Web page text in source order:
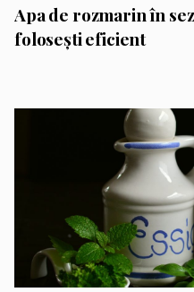
Apa de rozmarin în
folosești eficient